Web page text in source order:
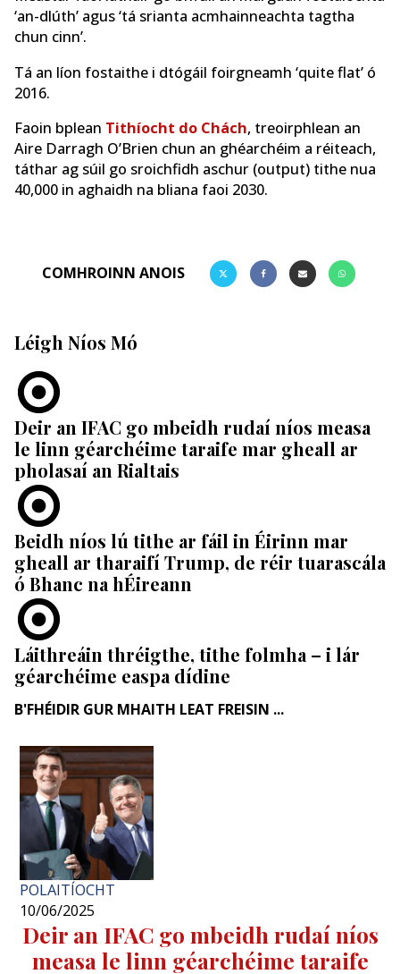
‘an-dlúth’ agus ‘tá srianta acmhainneachta tagtha
chun cinn’.
Tá an líon fostaithe i dtógáil foirgneamh ‘quite flat’ ó
2016.
Faoin bplean Tithíocht do Chách, treoirphlean an
Aire Darragh O’Brien chun an ghéarchéim a réiteach,
táthar ag súil go sroichfidh aschur (output) tithe nua
40,000 in aghaidh na bliana faoi 2030.
COMHROINN ANOIS
Léigh Níos Mó
Deir an IFAC go mbeidh rudaí níos measa
le linn géarchéime taraife mar gheall ar
pholasaí an Rialtais
Beidh níos lú tithe ar fáil in Éirinn mar
gheall ar tharaifí Trump, de réir tuarascála
ó Bhanc na hÉireann
Láithreáin thréigthe, tithe folmha – i lár
géarchéime easpa dídine
B'FHÉIDIR GUR MHAITH LEAT FREISIN ...
POLAITÍOCHT
10/06/2025
Deir an IFAC go mbeidh rudaí níos
measa le linn géarchéime taraife